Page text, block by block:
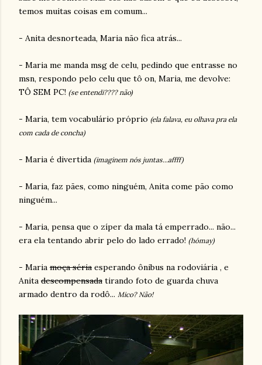
temos muitas coisas em comum...
- Anita desnorteada, Maria não fica atrás...
- Maria me manda msg de celu, pedindo que entrasse no
msn, respondo pelo celu que tô on, Maria, me devolve:
TÔ SEM PC! (se entendi???? não)
- Maria, tem vocabulário próprio (ela falava, eu olhava pra ela
com cada de concha)
- Maria é divertida (imaginem nós juntas...affff)
- Maria, faz pães, como ninguém, Anita come pão como
ninguém...
- Maria, pensa que o zíper da mala tá emperrado... não...
era ela tentando abrir pelo do lado errado! (hómay)
- Maria moça séria esperando ônibus na rodoviária , e
Anita descompensada tirando foto de guarda chuva
armado dentro da rodô... Mico? Não!